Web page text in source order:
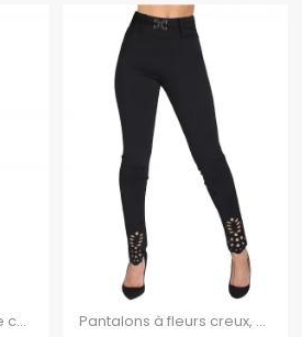
Leggings gothiques de couleur unie, leggings skinny à lacets avec boucle et œillets Pantalons à fleurs creux, pantalon skinny taille haute uni